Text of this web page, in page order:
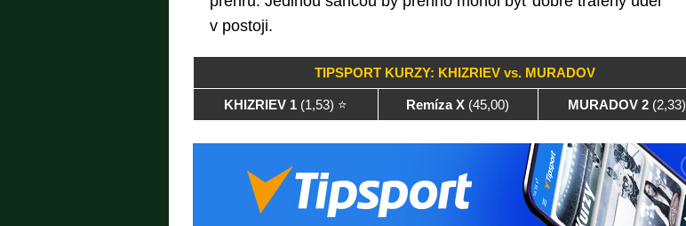
v postoji.
TIPSPORT KURZY: KHIZRIEV vs. MURADOV
KHIZRIEV 1(1,53) ⭐ Remíza X (45,00) MURADOV 2 (2,33)